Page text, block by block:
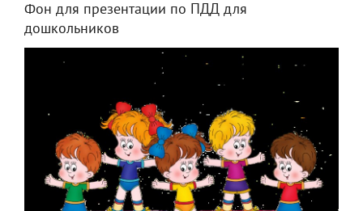
Фон для презентации по ПДД для
дошкольников